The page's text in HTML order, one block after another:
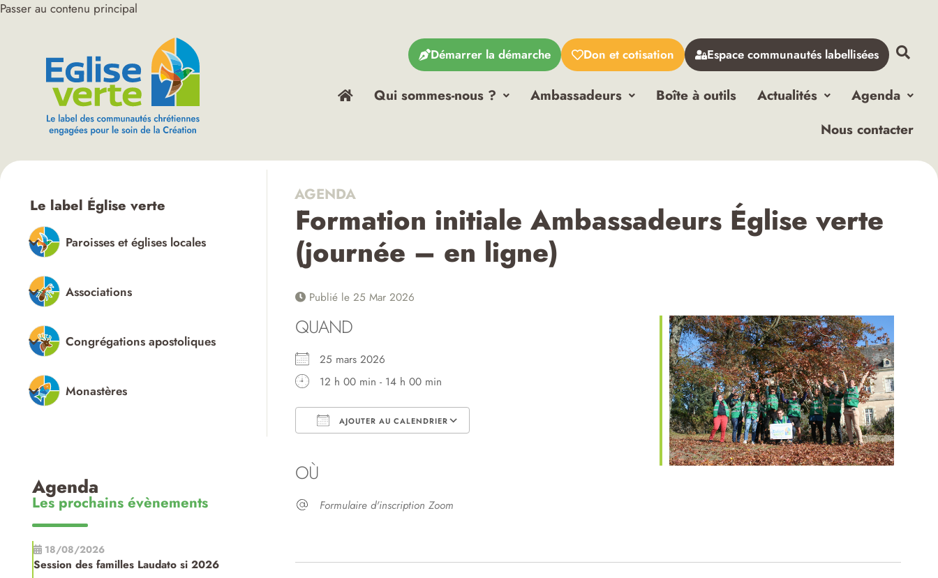
Passer au contenu principal
Démarrer la démarche Don et cotisation Espace communautés labellisées
Qui sommes-nous ? Ambassadeurs Boîte à outils Actualités
Agenda
Nous contacter
Le label Église verte
Paroisses et églises locales
Associations
Congrégations apostoliques
Monastères
Agenda
Les prochains évènements
18/08/2026
Session des familles Laudato si 2026
AGENDA
Formation initiale Ambassadeurs Église verte
(journée – en ligne)
Publié le 25 Mar 2026
QUAND
25 mars 2026
12 h 00 min - 14 h 00 min
AJOUTER AU CALENDRIER
iCalendar Office 365
OÙ
Formulaire d'inscription Zoom